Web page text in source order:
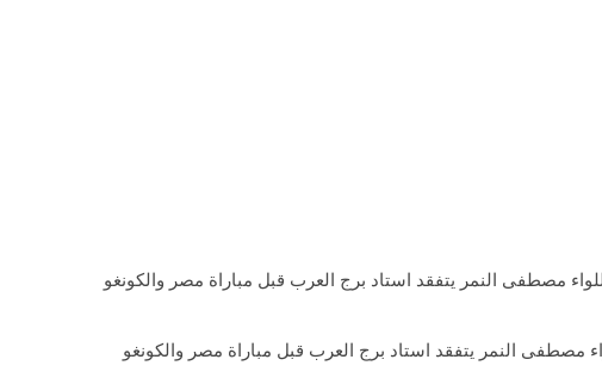
مصطفى النمر يتفقد استاد برج العرب قبل مباراة مصر والكونغو